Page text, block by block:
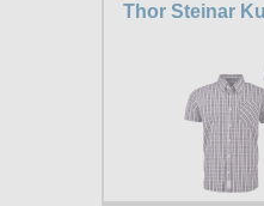
Thor Steinar